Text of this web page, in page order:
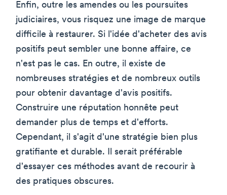
Enfin, outre les amendes ou les poursuites
judiciaires, vous risquez une image de marque
difficile à restaurer. Si l'idée d'acheter des avis
positifs peut sembler une bonne affaire, ce
n'est pas le cas. En outre, il existe de
nombreuses stratégies et de nombreux outils
pour obtenir davantage d'avis positifs.
Construire une réputation honnête peut
demander plus de temps et d'efforts.
Cependant, il s'agit d'une stratégie bien plus
gratifiante et durable. Il serait préférable
d'essayer ces méthodes avant de recourir à
des pratiques obscures.